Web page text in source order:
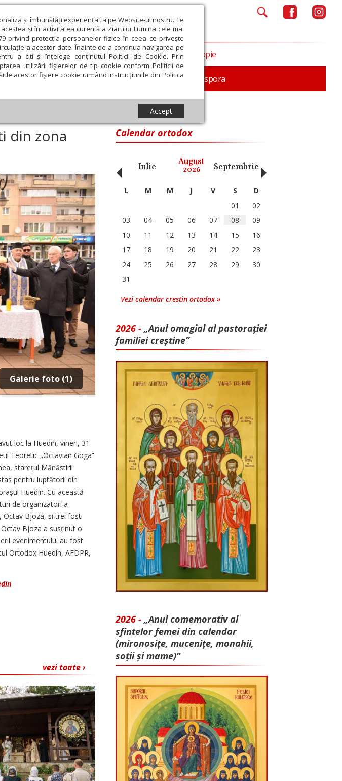
și îmbunătăți experiența ta pe Website-ul nostru. Te
și în activitatea curentă a Ziarului Lumina cele mai
privind protecția persoanelor fizice în ceea ce privește
a acestor date. Înainte de a continua navigarea pe
a citi și înțelege conținutul Politicii de Cookie. Prin
utilizării fişierelor de tip cookie conform Politicii de
acestor fişiere cookie urmând instrucțiunile din Politica
Accept
de presă Documentar In memoriam Diaspora
și Cultură Societate Opinii Filantropie
zona Vlădesei, Cluj
din zona
Galerie foto (1)
loc la Huedin, vineri, 31
Teoretic „Octavian Goga”
starețul Mănăstirii
pentru luptătorii din
Huedin. Cu această
de orga­nizatori a
Octav Bjoza, și trei foști
Bjoza a susținut o
evenimentului au fost
Ortodox Huedin, AFDPR,
vezi toate ›
Calendar ortodox
Iulie August
2026 Septembrie Octombrie
‹ L M M J V S
D
01
02
03
04 05 06 07 08
09
10
11 12 13 14 15
16
17
18 19 20 21 22
23
24
25 26 27 28 29
30
31
Vezi calendar crestin ortodox »
2026 - „Anul omagial al pastorației
familiei creștine”
2026 - „Anul comemorativ al
sfintelor femei din calendar
(mironosițe, mu­cenițe, monahii,
soții și mame)”